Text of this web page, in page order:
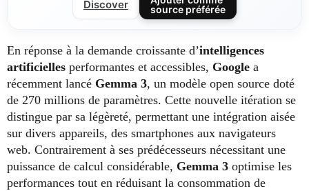
Discover
source préférée
En réponse à la demande croissante d’intelligences
artificielles performantes et accessibles, Google a
récemment lancé Gemma 3, un modèle open source doté
de 270 millions de paramètres. Cette nouvelle itération se
distingue par sa légèreté, permettant une intégration aisée
sur divers appareils, des smartphones aux navigateurs
web. Contrairement à ses prédécesseurs nécessitant une
puissance de calcul considérable, Gemma 3 optimise les
performances tout en réduisant la consommation de